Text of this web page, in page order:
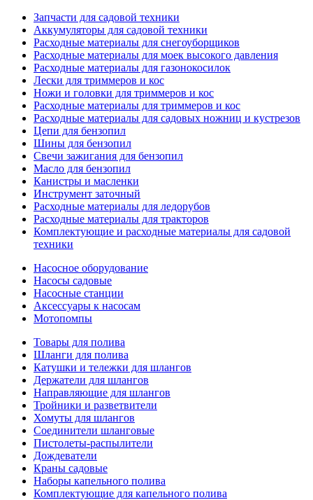
Запчасти для садовой техники
Аккумуляторы для садовой техники
Расходные материалы для снегоуборщиков
Расходные материалы для моек высокого давления
Расходные материалы для газонокосилок
Лески для триммеров и кос
Ножи и головки для триммеров и кос
Расходные материалы для триммеров и кос
Расходные материалы для садовых ножниц и кустрезов
Цепи для бензопил
Шины для бензопил
Свечи зажигания для бензопил
Масло для бензопил
Канистры и масленки
Инструмент заточный
Расходные материалы для ледорубов
Расходные материалы для тракторов
Комплектующие и расходные материалы для садовой
техники
Насосное оборудование
Насосы садовые
Насосные станции
Аксессуары к насосам
Мотопомпы
Товары для полива
Шланги для полива
Катушки и тележки для шлангов
Держатели для шлангов
Направляющие для шлангов
Тройники и разветвители
Хомуты для шлангов
Соединители шланговые
Пистолеты-распылители
Дождеватели
Краны садовые
Наборы капельного полива
Комплектующие для капельного полива